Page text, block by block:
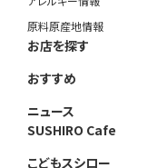
原料原産地情報
お店を探す
おすすめ
ニュース
SUSHIRO Cafe
こどもスシロー